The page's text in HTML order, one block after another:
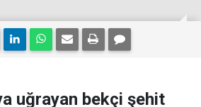
uğrayan bekçi şehit